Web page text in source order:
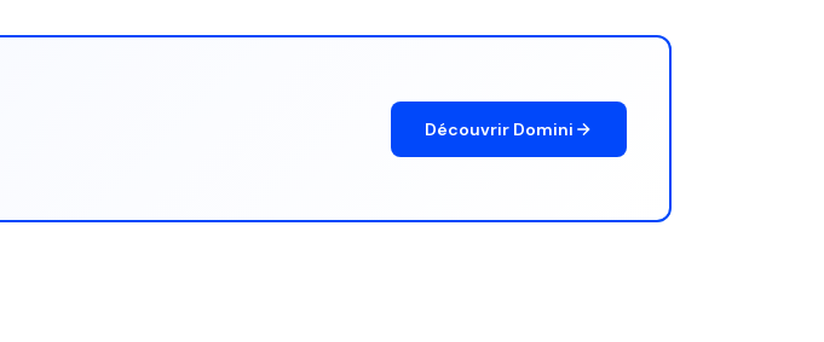
Découvrir Domini